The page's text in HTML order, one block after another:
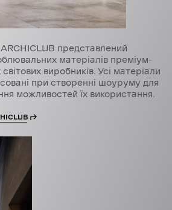
представлений
матеріалів преміум-
виробників. Усі матеріали
при створенні шоуруму для
можливостей їх використання.